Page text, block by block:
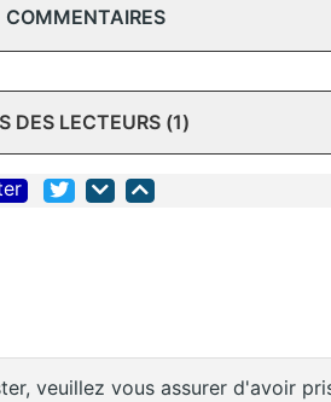
COMMENTAIRES
DES LECTEURS (1)
veuillez vous assurer d'avoir